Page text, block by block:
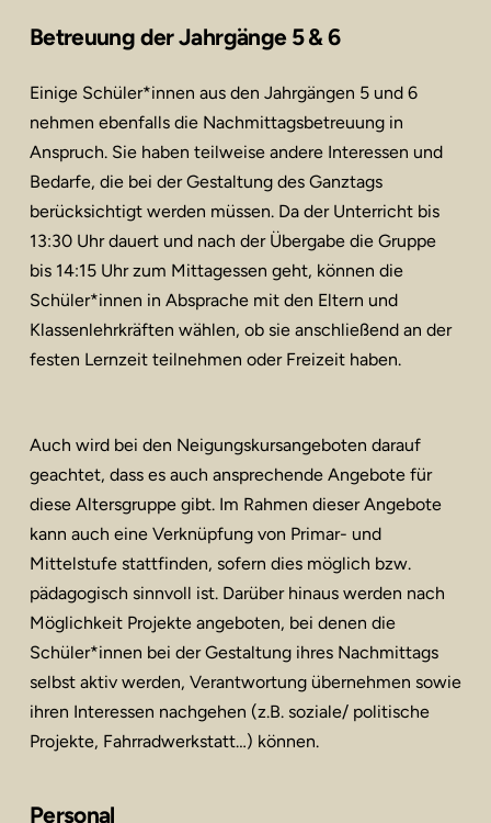
Betreuung der Jahrgänge 5 & 6
Einige Schüler*innen aus den Jahrgängen 5 und 6
nehmen ebenfalls die Nachmittagsbetreuung in
Anspruch. Sie haben teilweise andere Interessen und
Bedarfe, die bei der Gestaltung des Ganztags
berücksichtigt werden müssen. Da der Unterricht bis
13:30 Uhr dauert und nach der Übergabe die Gruppe
bis 14:15 Uhr zum Mittagessen geht, können die
Schüler*innen in Absprache mit den Eltern und
Klassenlehrkräften wählen, ob sie anschließend an der
festen Lernzeit teilnehmen oder Freizeit haben.
Auch wird bei den Neigungskursangeboten darauf
geachtet, dass es auch ansprechende Angebote für
diese Altersgruppe gibt. Im Rahmen dieser Angebote
kann auch eine Verknüpfung von Primar- und
Mittelstufe stattfinden, sofern dies möglich bzw.
pädagogisch sinnvoll ist. Darüber hinaus werden nach
Möglichkeit Projekte angeboten, bei denen die
Schüler*innen bei der Gestaltung ihres Nachmittags
selbst aktiv werden, Verantwortung übernehmen sowie
ihren Interessen nachgehen (z.B. soziale/ politische
Projekte, Fahrradwerkstatt…) können.
Personal